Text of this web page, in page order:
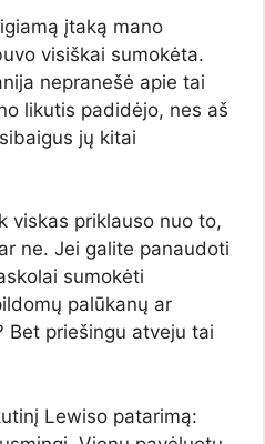
įtaką mano
visiškai sumokėta.
nepranešė apie tai
likutis padidėjo, nes aš
jų kitai
viskas priklauso nuo to,
ne. Jei galite panaudoti
sumokėti
palūkanų ar
Bet priešingu atveju tai
Lewiso patarimą: